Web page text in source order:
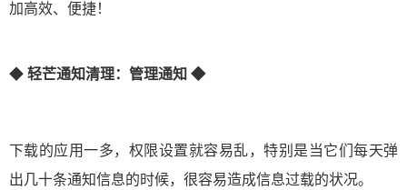
加高效、便捷！
◆ 轻芒通知清理：管理通知 ◆
下载的应用一多，权限设置就容易乱，特别是当它们每天弹
出几十条通知信息的时候，很容易造成信息过载的状况。